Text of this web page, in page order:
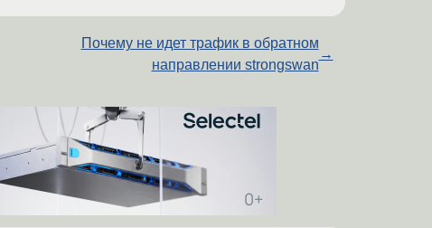
Почему не идет трафик в обратном
направлении strongswan
→